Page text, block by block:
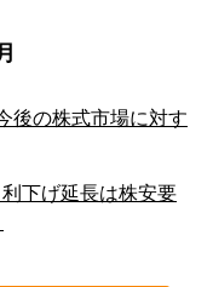
後の株式市場に対す
下げ延長は株安要